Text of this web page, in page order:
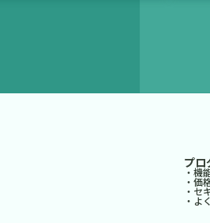
プロ
・機
・価
・セ
・よ